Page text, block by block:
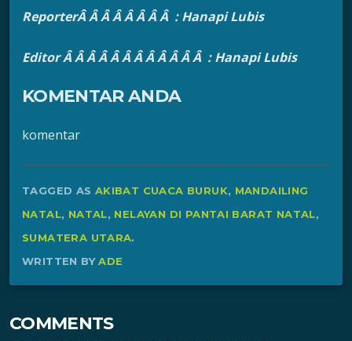
ReporterÂ Â Â Â Â Â Â Â : Hanapi Lubis
Editor Â Â Â Â Â Â Â Â Â Â Â Â : Hanapi Lubis
KOMENTAR ANDA
komentar
TAGGED AS AKIBAT CUACA BURUK, MANDAILING
NATAL, NATAL, NELAYAN DI PANTAI BARAT NATAL,
SUMATERA UTARA.
WRITTEN BYADE
COMMENTS